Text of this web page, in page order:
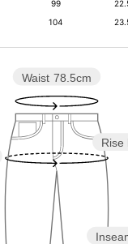
99
104
Rise
Waist 78.5cm